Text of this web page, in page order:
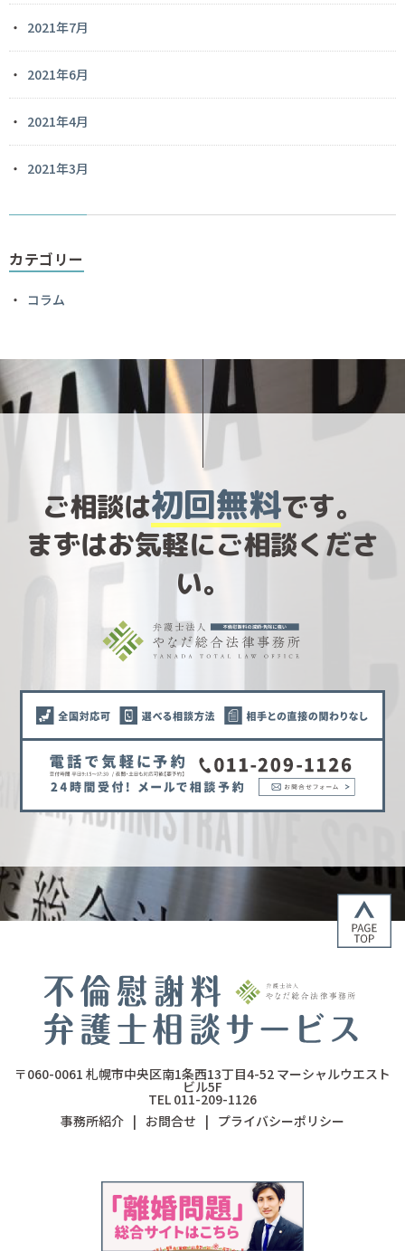
2021年7月
2021年6月
2021年4月
2021年3月
カテゴリー
コラム
ご相談は初回無料です。
まずはお気軽にご相談くださ
い。
〒060-0061 札幌市中央区南1条西13丁目4-52 マーシャルウエスト
ビル5F
TEL 011-209-1126
事務所紹介 | お問合せ | プライバシーポリシー